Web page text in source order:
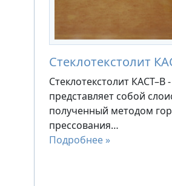
Стеклотекстолит
Стеклотекстолит КАСТ–В
представляет собой
полученный методом
прессования…
Подробнее »